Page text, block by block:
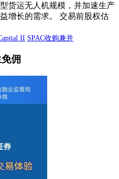
货运无人机规模，并加速生产
增长的需求。 交易前股权估
II SPAC收购兼并
佣